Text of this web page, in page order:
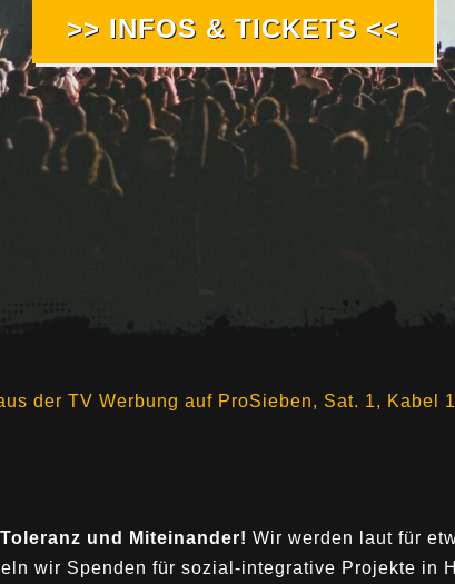
>> INFOS & TICKETS <<
der TV Werbung auf ProSieben, Sat. 1, Kabel
und Miteinander! Wir werden laut für
wir Spenden für sozial-integrative Projekte in